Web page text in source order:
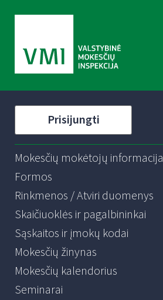
Prisijungti
Mokesčių mokėtojų informacija
Formos
Rinkmenos / Atviri duomenys
Skaičiuoklės ir pagalbininkai
Sąskaitos ir įmokų kodai
Mokesčių žinynas
Mokesčių kalendorius
Seminarai